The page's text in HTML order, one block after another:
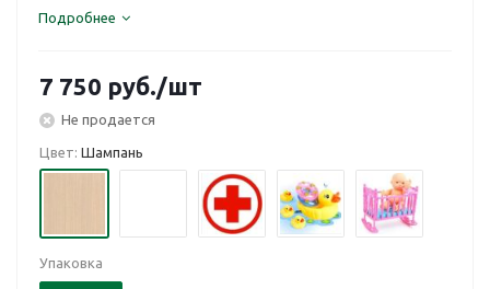
Подробнее
7 750 руб./шт
Не продается
Цвет: Шампань
Упаковка